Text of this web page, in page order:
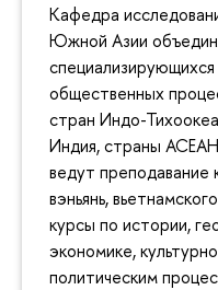
Кафедра
Южной Азии
специализирующихся
общественных
стран Индо-
Индия, страны
ведут преподавание
вэньянь,
курсы по истории,
экономике,
политическим